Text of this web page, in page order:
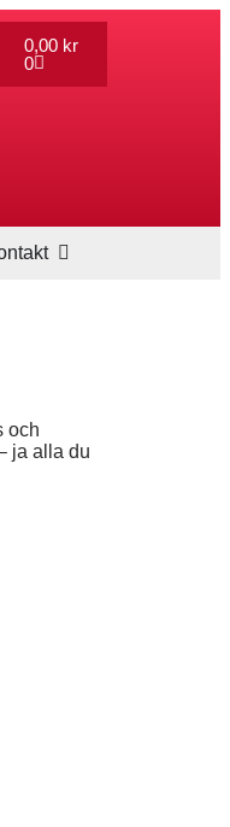
0,00 kr
0
och
ja alla du